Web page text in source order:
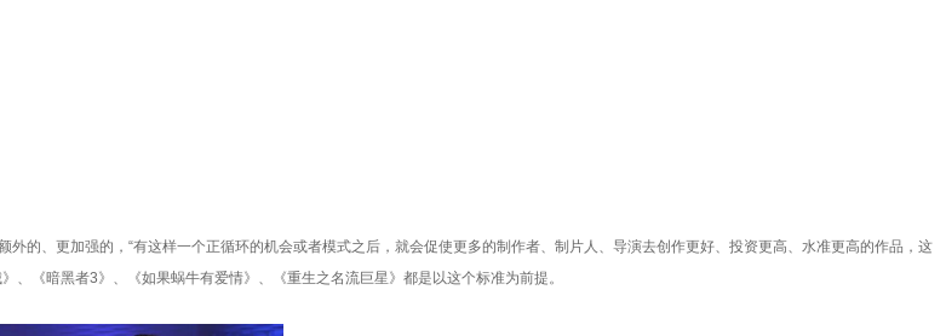
的、更加强的，“有这样一个正循环的机会或者模式之后，就会促使更多的制作者、制片人、导演去创作更好、投资更高、水准更高的作品，这
《暗黑者3》、《如果蜗牛有爱情》、《重生之名流巨星》都是以这个标准为前提。